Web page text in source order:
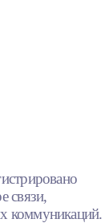
связи,
коммуникаций.